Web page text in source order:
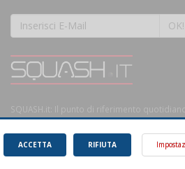
OK!
SQUASH.it: Il punto di riferimento
RIFIUTA
ACCETTA